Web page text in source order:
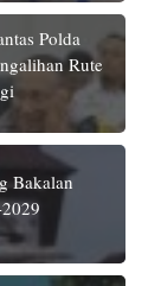
Polda
Rute
Bakalan